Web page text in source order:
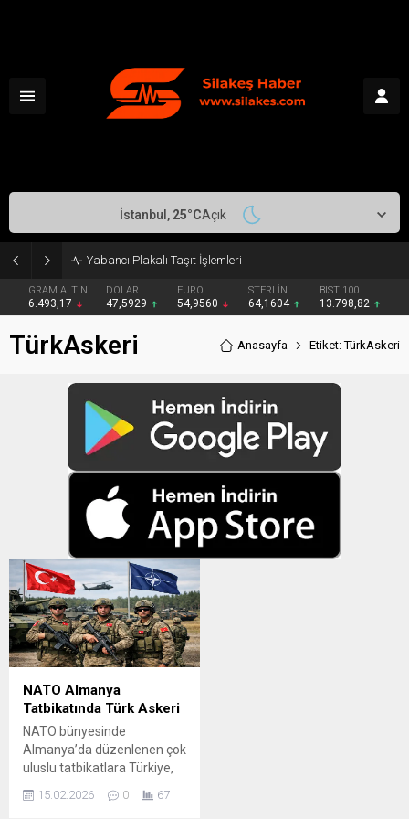
Yabancı Plakalı Taşıt İşlemleri
GRAM ALTIN
6.493,17
DOLAR
47,5929
EURO
54,9560
STERLİN
64,1604
BIST 100
13.798,82
İstanbul, 25°CAçık
TürkAskeri Anasayfa Etiket: TürkAskeri
NATO Almanya
Tatbikatında Türk Askeri
NATO bünyesinde
Almanya’da düzenlenen çok
uluslu tatbikatlara Türkiye,
katkısıyla katılım sağladı.
15.02.2026 0 67